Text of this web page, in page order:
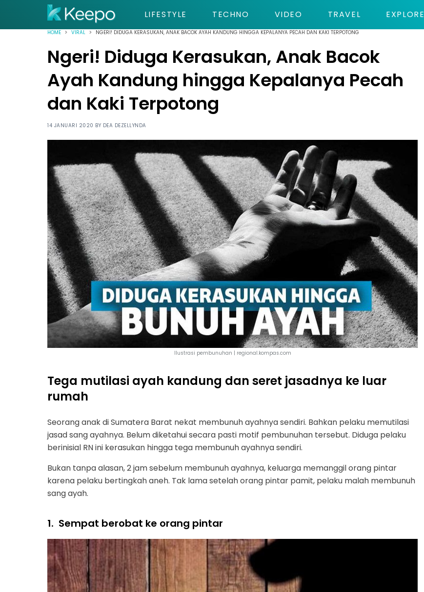
LIFESTYLE TECHNO VIDEO TRAVEL EXPLORE
HOME VIRAL NGERI! DIDUGA KERASUKAN, ANAK BACOK AYAH KANDUNG HINGGA KEPALANYA PECAH DAN KAKI TERPOTONG
Ngeri! Diduga Kerasukan, Anak Bacok
Ayah Kandung hingga Kepalanya Pecah
dan Kaki Terpotong
14 JANUARI 2020 BY DEA DEZELLYNDA
Ilustrasi pembunuhan | regional.kompas.com
Tega mutilasi ayah kandung dan seret jasadnya ke luar
rumah
Seorang anak di Sumatera Barat nekat membunuh ayahnya sendiri. Bahkan pelaku memutilasi
jasad sang ayahnya. Belum diketahui secara pasti motif pembunuhan tersebut. Diduga pelaku
berinisial RN ini kerasukan hingga tega membunuh ayahnya sendiri.
Bukan tanpa alasan, 2 jam sebelum membunuh ayahnya, keluarga memanggil orang pintar
karena pelaku bertingkah aneh. Tak lama setelah orang pintar pamit, pelaku malah membunuh
sang ayah.
1. Sempat berobat ke orang pintar